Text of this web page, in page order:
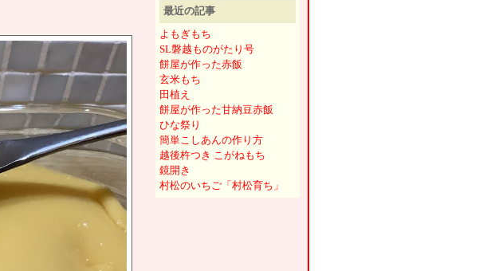
最近の記事
よもぎもち
SL磐越ものがたり号
餅屋が作った赤飯
玄米もち
田植え
餅屋が作った甘納豆赤飯
ひな祭り
簡単こしあんの作り方
越後杵つき こがねもち
鏡開き
村松のいちご「村松育ち」